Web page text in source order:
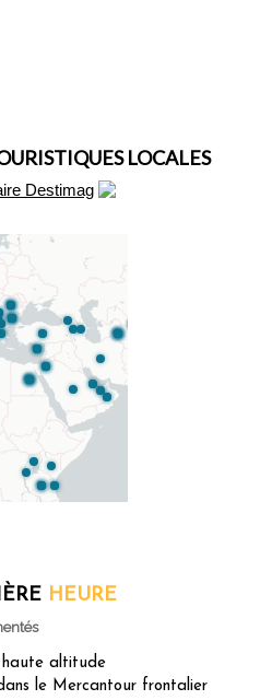
LOCALES
HEURE
haute altitude
le Mercantour frontalier